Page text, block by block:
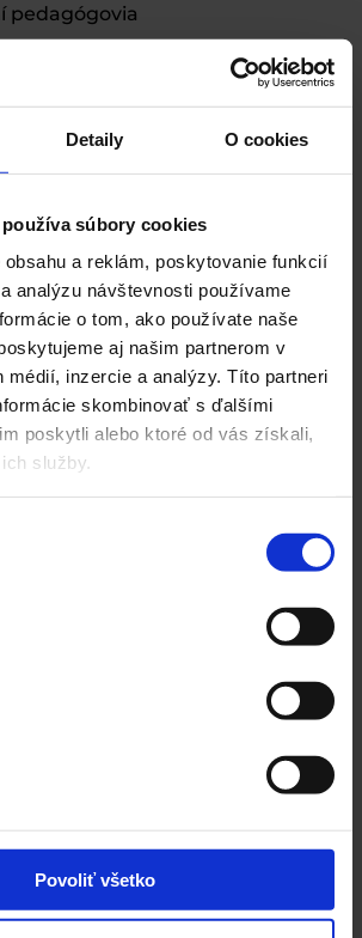
Detaily O cookies
súbory cookies
obsahu a reklám, poskytovanie funkcií
analýzu návštevnosti používame
o tom, ako používate naše
aj našim partnerom v
médií, inzercie a analýzy. Títo partneri
skombinovať s ďalšími
poskytli alebo ktoré od vás získali,
služby.
Povoliť všetko
pedagógovia
a vybavenie
vybavenie učební aj
a techniky
a fotografie